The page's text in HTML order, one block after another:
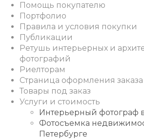
Помощь покупателю
Портфолио
Правила и условия покупки
Публикации
Ретушь интерьерных и
фотографий
Риелторам
Страница оформления заказа
Товары под заказ
Услуги и стоимость
Интерьерный фотограф
Фотосъемка
Петербурге